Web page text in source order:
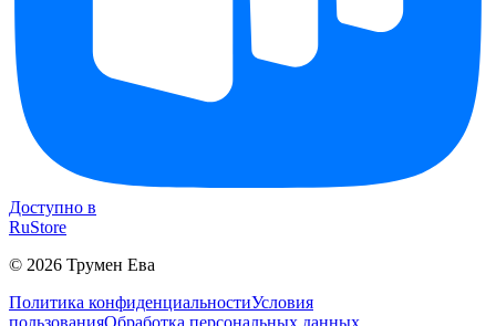
Доступно в
RuStore
© 2026 Трумен Ева
Политика конфиденциальностиУсловия
пользованияОбработка персональных данных